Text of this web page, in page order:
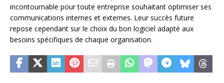
incontournable pour toute entreprise souhaitant optimiser ses
communications internes et externes. Leur succès future
repose cependant sur le choix du bon logiciel adapté aux
besoins spécifiques de chaque organisation.